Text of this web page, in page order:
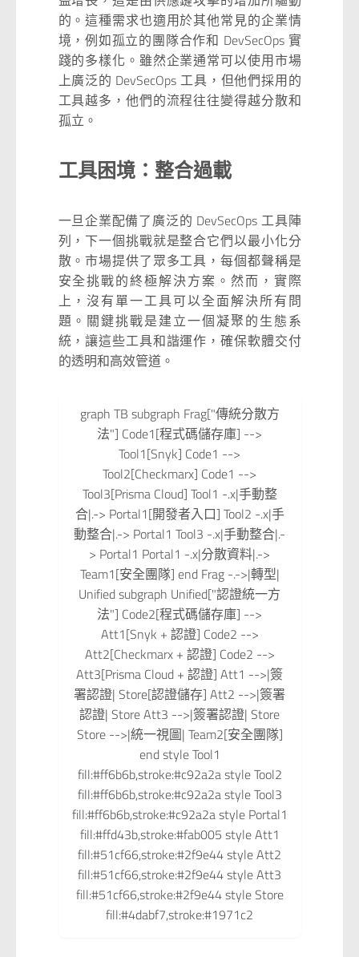
的。這種需求也適用於其他常見的企業情
境，例如孤立的團隊合作和 DevSecOps 實
踐的多樣化。雖然企業通常可以使用市場
上廣泛的 DevSecOps 工具，但他們採用的
工具越多，他們的流程往往變得越分散和
孤立。
工具困境：整合過載
一旦企業配備了廣泛的 DevSecOps 工具陣
列，下一個挑戰就是整合它們以最小化分
散。市場提供了眾多工具，每個都聲稱是
安全挑戰的終極解決方案。然而，實際
上，沒有單一工具可以全面解決所有問
題。關鍵挑戰是建立一個凝聚的生態系
統，讓這些工具和諧運作，確保軟體交付
的透明和高效管道。
graph TB subgraph Frag["傳統分散方
法"] Code1[程式碼儲存庫] -->
Tool1[Snyk] Code1 -->
Tool2[Checkmarx] Code1 -->
Tool3[Prisma Cloud] Tool1 -.x|手動整
合|.-> Portal1[開發者入口] Tool2 -.x|手
動整合|.-> Portal1 Tool3 -.x|手動整合|.-
> Portal1 Portal1 -.x|分散資料|.->
Team1[安全團隊] end Frag -.->|轉型|
Unified subgraph Unified["認證統一方
法"] Code2[程式碼儲存庫] -->
Att1[Snyk + 認證] Code2 -->
Att2[Checkmarx + 認證] Code2 -->
Att3[Prisma Cloud + 認證] Att1 -->|簽
署認證| Store[認證儲存] Att2 -->|簽署
認證| Store Att3 -->|簽署認證| Store
Store -->|統一視圖| Team2[安全團隊]
end style Tool1
fill:#ff6b6b,stroke:#c92a2a style Tool2
fill:#ff6b6b,stroke:#c92a2a style Tool3
fill:#ff6b6b,stroke:#c92a2a style Portal1
fill:#ffd43b,stroke:#fab005 style Att1
fill:#51cf66,stroke:#2f9e44 style Att2
fill:#51cf66,stroke:#2f9e44 style Att3
fill:#51cf66,stroke:#2f9e44 style Store
fill:#4dabf7,stroke:#1971c2